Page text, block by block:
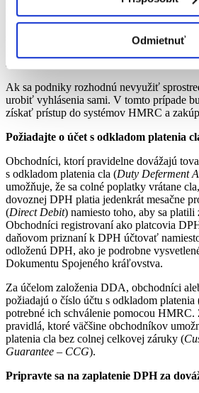
Odmietnuť
Ďalšie informácie nájdete v Dokumente
Vláda Spojeného kráľovstva oznámila
sprostredkovateľov (bližšie informácie cez
samé podať vyhlásenia.
Ak sa podniky rozhodnú nevyužiť
urobiť vyhlásenia sami. V tomto prípade
získať prístup do systémov HMRC a
Požiadajte o účet s odkladom platenia
Obchodníci, ktorí pravidelne dovážajú
s odkladom platenia cla (Duty Deferment
umožňuje, že sa colné poplatky vrátane
dovoznej DPH platia jedenkrát mesačne
(Direct Debit) namiesto toho, aby sa platili
Obchodníci registrovaní ako platcovia
daňovom priznaní k DPH účtovať
odloženú DPH, ako je podrobne
Dokumentu Spojeného kráľovstva.
Za účelom založenia DDA, obchodníci
požiadajú o číslo účtu s odkladom platenia
potrebné ich schválenie pomocou HMRC.
pravidlá, ktoré väčšine obchodníkov
platenia cla bez colnej celkovej záruky (
Guarantee – CCG).
Pripravte sa na zaplatenie DPH za